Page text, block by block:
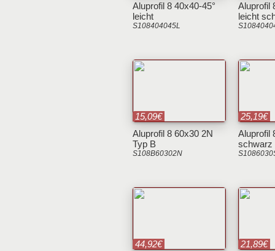
Aluprofil 8 40x40-45°
leicht
S108404045L
Aluprofil
leicht
Aluprofil 8 60x30 2N
Typ B
S108B60302N
15,09€
Aluprofil
schwarz
25,19€
44,92€
21,89€